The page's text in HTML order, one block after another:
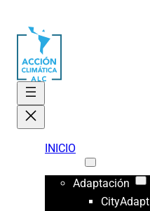
INICIO
Adaptación
CityAdapt